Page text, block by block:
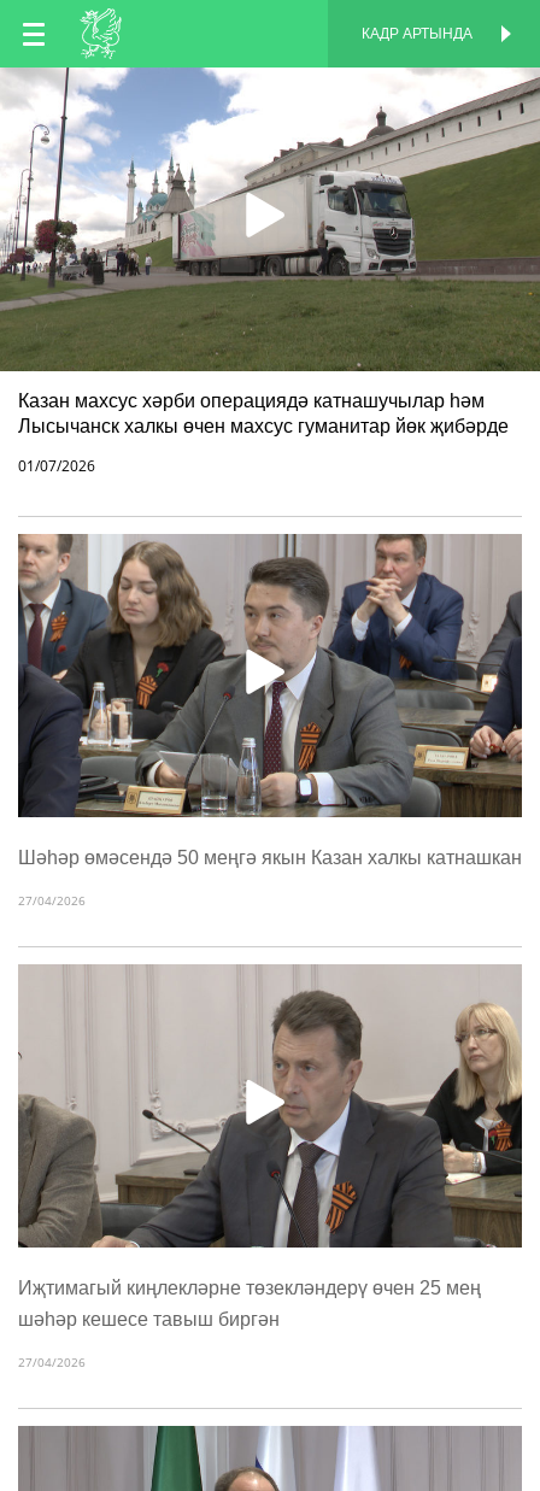
TT
RU
КАДР АРТЫНДА
Казан махсус хәрби операциядә катнашучылар һәм
Лысычанск халкы өчен махсус гуманитар йөк җибәрде
01/07/2026
Шәһәр өмәсендә 50 меңгә якын Казан халкы катнашкан
27/04/2026
Иҗтимагый киңлекләрне төзекләндерү өчен 25 мең
шәһәр кешесе тавыш биргән
27/04/2026
КАДР АРТЫНДА